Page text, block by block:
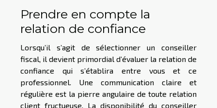
Prendre en compte la
relation de confiance
Lorsqu’il s’agit de sélectionner un conseiller
fiscal, il devient primordial d’évaluer la relation de
confiance qui s’établira entre vous et ce
professionnel. Une communication claire et
régulière est la pierre angulaire de toute relation
client fructueuse. La disponibilité du conseiller